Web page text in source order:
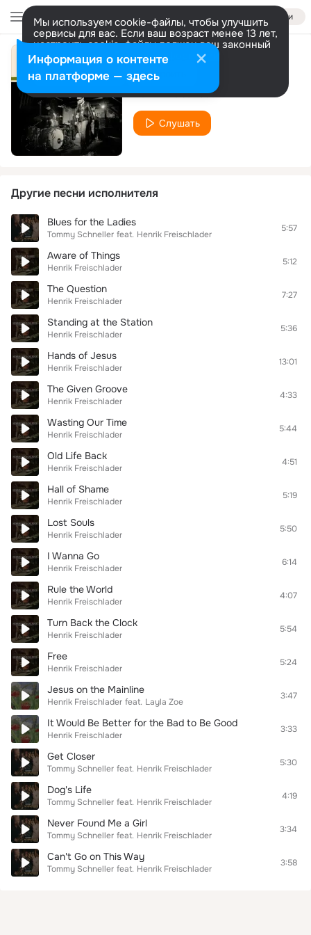
Войти
Мы используем cookie-файлы, чтобы улучшить
сервисы для вас. Если ваш возраст менее 13 лет,
настроить cookie-файлы должен ваш законный
представитель. Больше информации
Разрешить все Настроить
Foxy Lady
Henrik Freischlader
Слушать
Другие песни исполнителя
Blues for the Ladies
Tommy Schneller feat. Henrik Freischlader
5:57
Aware of Things
Henrik Freischlader
5:12
The Question
Henrik Freischlader
7:27
Standing at the Station
Henrik Freischlader
5:36
Hands of Jesus
Henrik Freischlader
13:01
The Given Groove
Henrik Freischlader
4:33
Wasting Our Time
Henrik Freischlader
5:44
Old Life Back
Henrik Freischlader
4:51
Hall of Shame
Henrik Freischlader
5:19
Lost Souls
Henrik Freischlader
5:50
I Wanna Go
Henrik Freischlader
6:14
Rule the World
Henrik Freischlader
4:07
Turn Back the Clock
Henrik Freischlader
5:54
Free
Henrik Freischlader
5:24
Jesus on the Mainline
Henrik Freischlader feat. Layla Zoe
3:47
It Would Be Better for the Bad to Be Good
Henrik Freischlader
3:33
Get Closer
Tommy Schneller feat. Henrik Freischlader
5:30
Dog's Life
Tommy Schneller feat. Henrik Freischlader
4:19
Never Found Me a Girl
Tommy Schneller feat. Henrik Freischlader
3:34
Can't Go on This Way
Tommy Schneller feat. Henrik Freischlader
3:58
Информация о контенте
на платформе — здесь